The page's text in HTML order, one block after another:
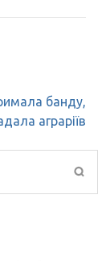
банду,
аграріїв